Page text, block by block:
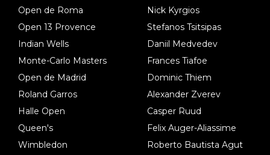
Open de Roma
Open 13 Provence
Indian Wells
Monte-Carlo Masters
Open de Madrid
Roland Garros
Halle Open
Queen's
Wimbledon
Nick Kyrgios
Stefanos Tsitsipas
Daniil Medvedev
Frances Tiafoe
Dominic Thiem
Alexander Zverev
Casper Ruud
Felix Auger-Aliassime
Roberto Bautista Agut